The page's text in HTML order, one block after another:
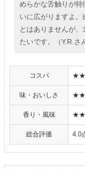
めらかな舌触りが
いに広がりますよ。
とはありませんが
たいです。（Y.R.さ
コスパ
味・おいしさ
香り・風味
総合評価 4.0